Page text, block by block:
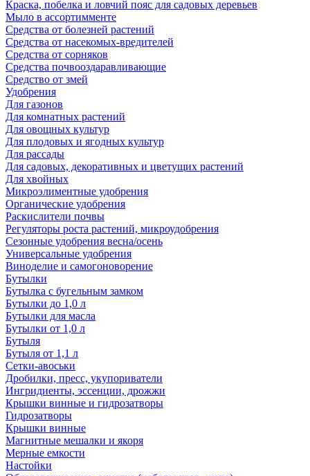
Краска, побелка и ловчий пояс для садовых деревьев
Мыло в ассортимменте
Средства от болезней растений
Средства от насекомых-вредителей
Средства от сорняков
Средства почвооздаравливающие
Средство от змей
Удобрения
Для газонов
Для комнатных растений
Для овощных культур
Для плодовых и ягодных культур
Для рассады
Для садовых, декоративных и цветущих растений
Для хвойных
Микроэлиментные удобрения
Органические удобрения
Раскислители почвы
Регуляторы роста растений, микроудобрения
Сезонные удобрения весна/осень
Универсальные удобрения
Виноделие и самогоноворение
Бутылки
Бутылка с бугельным замком
Бутылки до 1,0 л
Бутылки для масла
Бутылки от 1,0 л
Бутыля
Бутыля от 1,1 л
Сетки-авоськи
Дробилки, пресс, укупориватели
Ингридиенты, эссенции, дрожжи
Крышки винные и гидрозатворы
Гидрозатворы
Крышки винные
Магнитные мешалки и якоря
Мерные емкости
Настойки